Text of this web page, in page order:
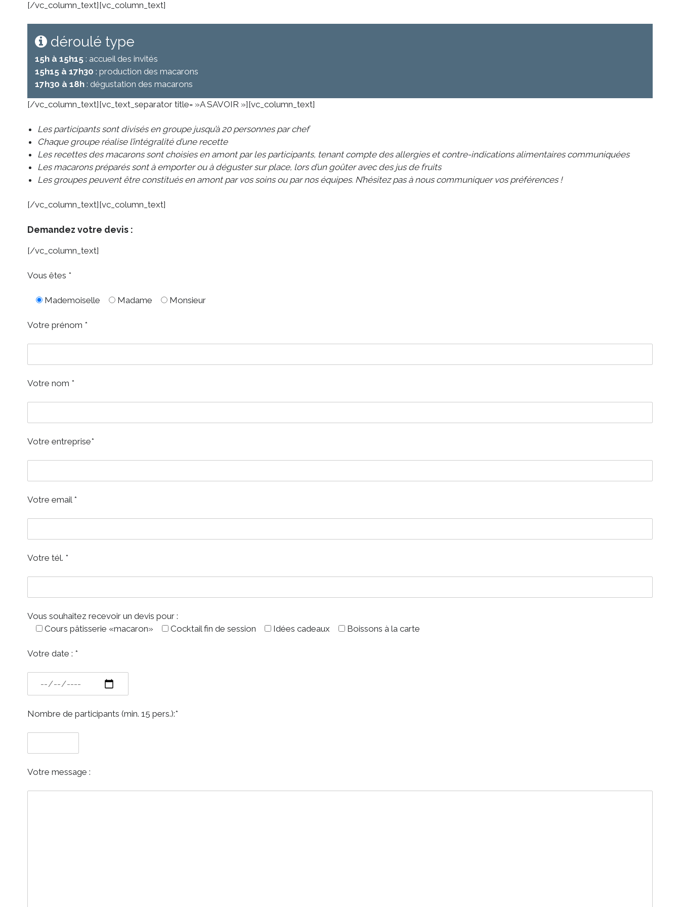
[/vc_column_text][vc_column_text]
déroulé type
15h à 15h15: accueil des invités
15h15 à 17h30 : production des macarons
17h30 à 18h: dégustation des macarons
[/vc_column_text][vc_text_separator title= »A SAVOIR »][vc_column_text]
Les participants sont divisés en groupe jusqu’à 20 personnes par chef
Chaque groupe réalise l’intégralité d’une recette
Les recettes des macarons sont choisies en amont par les participants, tenant compte des allergies et contre-indications alimentaires communiquées
Les macarons préparés sont à emporter ou à déguster sur place, lors d’un goûter avec des jus de fruits
Les groupes peuvent être constitués en amont par vos soins ou par nos équipes. N’hésitez pas à nous communiquer vos préférences !
[/vc_column_text][vc_column_text]
Demandez votre devis :
[/vc_column_text]
Vous êtes *
Mademoiselle Madame Monsieur
Votre prénom *
Votre nom *
Votre entreprise*
Votre email *
Votre tél. *
Vous souhaitez recevoir un devis pour :
Cours pâtisserie «macaron»
Cocktail fin de session Idées cadeaux Boissons à la carte
Votre date : *
Nombre de participants (min. 15 pers.):*
Votre message :